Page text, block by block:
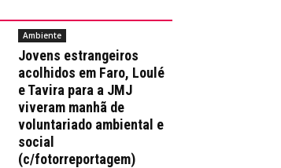
Ambiente
Jovens estrangeiros
acolhidos em Faro, Loulé
e Tavira para a JMJ
viveram manhã de
voluntariado ambiental e
social
(c/fotorreportagem)